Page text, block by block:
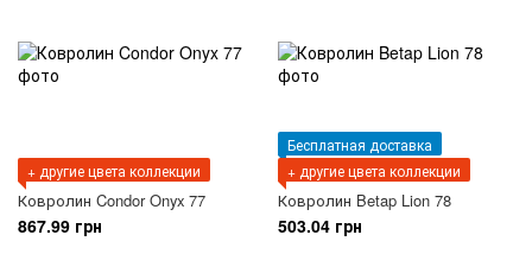
+ другие цвета коллекции
Ковролин Condor Onyx 77
867.99 грн
Бесплатная доставка
+ другие цвета коллекции
Ковролин Betap Lion 78
503.04 грн